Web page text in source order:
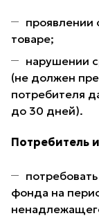
проявлении
товаре;
нарушении
(не должен
потребителя
до 30 дней).
Потребитель
фонда на